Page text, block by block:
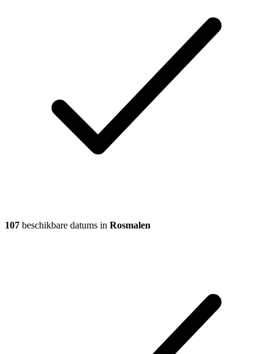
107 beschikbare datums in Rosmalen